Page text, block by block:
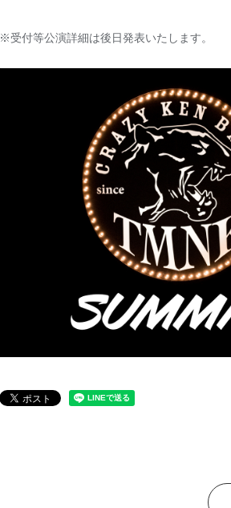
※受付等公演詳細は後日発表いたします。